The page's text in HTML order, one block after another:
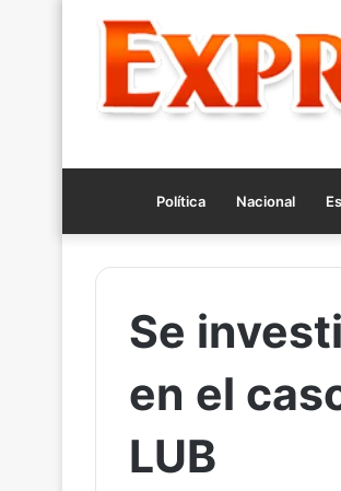
Política Nacional
Se
en el
LUB